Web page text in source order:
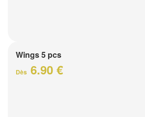
Wings 5 pcs
Dès 6.90 €